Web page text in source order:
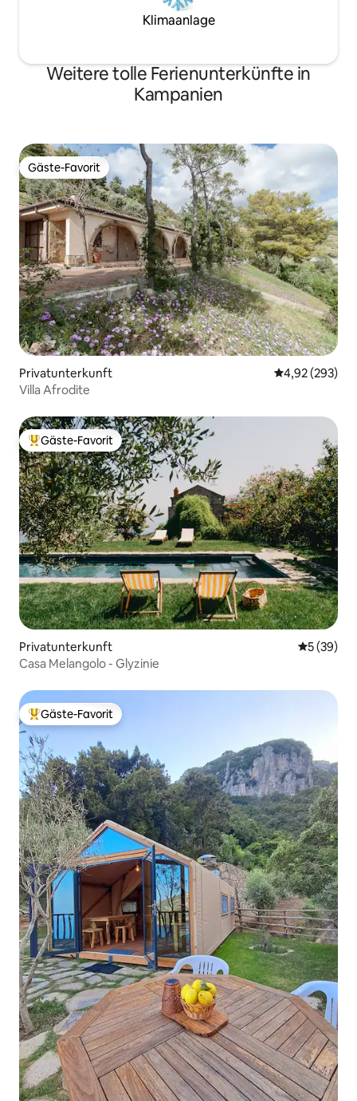
Klimaanlage
Weitere tolle Ferienunterkünfte in
Kampanien
Gäste-Favorit
Gäste-Favorit
Privatunterkunft
4,92 (293)
Villa Afrodite
Beliebter Gäste-Favorit.
Gäste-Favorit
Privatunterkunft
5 (39)
Casa Melangolo - Glyzinie
Beliebter Gäste-Favorit.
Gäste-Favorit